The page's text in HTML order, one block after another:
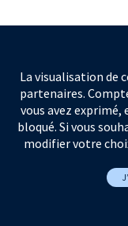
La visualisation de
partenaires.
vous avez
bloqué. Si vous
modifier votre